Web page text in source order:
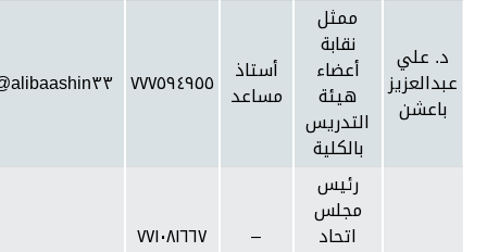
د. علي
عبدالعزيز
باعشن
ممثل
نقابة
أعضاء
هيئة
التدريس
بالكلية
أستاذ
مساعد ٧٧٧٥٩٤٩٥٥ alibaashin٣٣@gmail.com
رئيس
مجلس
اتحاد – ٧٧١٠٨١٦٦٧